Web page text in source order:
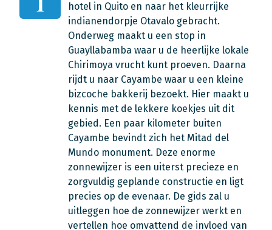
hotel in Quito en naar het kleurrijke
indianendorpje Otavalo gebracht.
Onderweg maakt u een stop in
Guayllabamba waar u de heerlijke lokale
Chirimoya vrucht kunt proeven. Daarna
rijdt u naar Cayambe waar u een kleine
bizcoche bakkerij bezoekt. Hier maakt u
kennis met de lekkere koekjes uit dit
gebied. Een paar kilometer buiten
Cayambe bevindt zich het Mitad del
Mundo monument. Deze enorme
zonnewijzer is een uiterst precieze en
zorgvuldig geplande constructie en ligt
precies op de evenaar. De gids zal u
uitleggen hoe de zonnewijzer werkt en
vertellen hoe omvattend de invloed van